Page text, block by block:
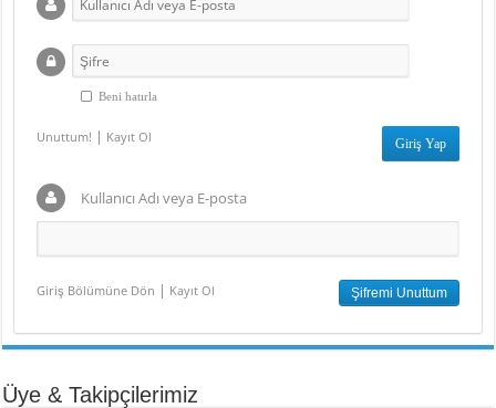
Beni hatırla
Unuttum! | Kayıt Ol
Kullanıcı Adı veya E-posta
Giriş Bölümüne Dön | Kayıt Ol
Üye & Takipçilerimiz